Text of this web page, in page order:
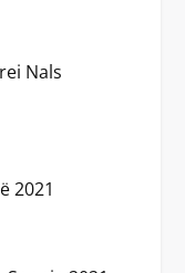
Nals
2021